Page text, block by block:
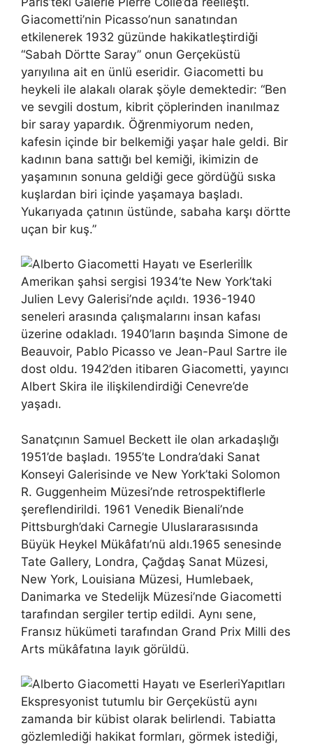
Giacometti’nin Picasso’nun sanatından
etkilenerek 1932 güzünde hakikatleştirdiği
“Sabah Dörtte Saray” onun Gerçeküstü
yarıyılına ait en ünlü eseridir. Giacometti bu
heykeli ile alakalı olarak şöyle demektedir: “Ben
ve sevgili dostum, kibrit çöplerinden inanılmaz
bir saray yapardık. Öğrenmiyorum neden,
kafesin içinde bir belkemiği yaşar hale geldi. Bir
kadının bana sattığı bel kemiği, ikimizin de
yaşamının sonuna geldiği gece gördüğü sıska
kuşlardan biri içinde yaşamaya başladı.
Yukarıyada çatının üstünde, sabaha karşı dörtte
uçan bir kuş.”
İlk
Amerikan şahsi sergisi 1934’te New York’taki
Julien Levy Galerisi’nde açıldı. 1936-1940
seneleri arasında çalışmalarını insan kafası
üzerine odakladı. 1940’ların başında Simone de
Beauvoir, Pablo Picasso ve Jean-Paul Sartre ile
dost oldu. 1942’den itibaren Giacometti, yayıncı
Albert Skira ile ilişkilendirdiği Cenevre’de
yaşadı.
Sanatçının Samuel Beckett ile olan arkadaşlığı
1951’de başladı. 1955’te Londra’daki Sanat
Konseyi Galerisinde ve New York’taki Solomon
R. Guggenheim Müzesi’nde retrospektiflerle
şereflendirildi. 1961 Venedik Bienali’nde
Pittsburgh’daki Carnegie Uluslararasısında
Büyük Heykel Mükâfatı’nü aldı.1965 senesinde
Tate Gallery, Londra, Çağdaş Sanat Müzesi,
New York, Louisiana Müzesi, Humlebaek,
Danimarka ve Stedelijk Müzesi’nde Giacometti
tarafından sergiler tertip edildi. Aynı sene,
Fransız hükümeti tarafından Grand Prix Milli des
Arts mükâfatına layık görüldü.
Yapıtları
Ekspresyonist tutumlu bir Gerçeküstü aynı
zamanda bir kübist olarak belirlendi. Tabiatta
gözlemlediği hakikat formları, görmek istediği,